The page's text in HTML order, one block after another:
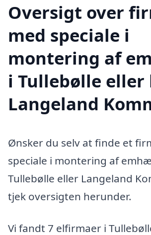
Oversigt over
med speciale i
montering af
i Tullebølle eller
Langeland
Ønsker du selv at finde et
speciale i montering af
Tullebølle eller Langeland
tjek oversigten herunder.
Vi fandt 7 elfirmaer i